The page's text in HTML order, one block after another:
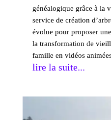
généalogique grâce à la
service de création
évolue pour proposer
la transformation de
famille en vidéos
lire la suite...